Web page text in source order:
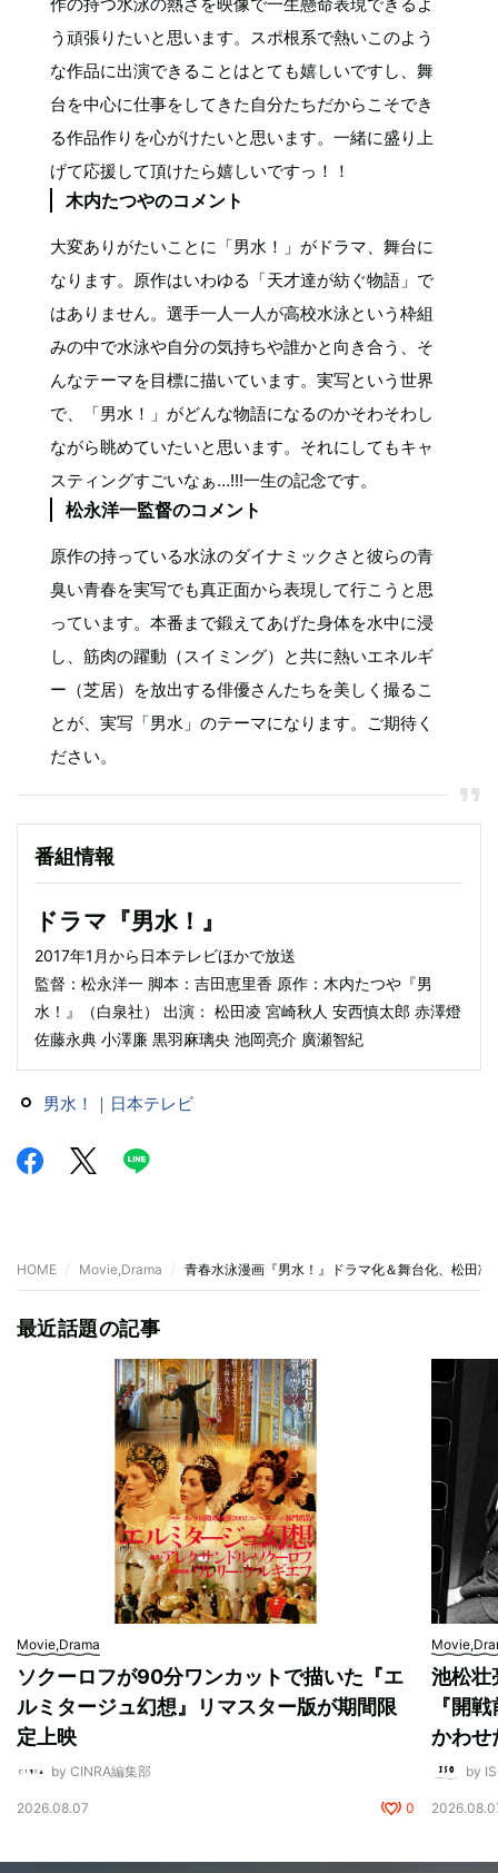
う頑張りたいと思います。スポ根系で熱いこのよう
な作品に出演できることはとても嬉しいですし、舞
台を中心に仕事をしてきた自分たちだからこそでき
る作品作りを心がけたいと思います。一緒に盛り上
げて応援して頂けたら嬉しいですっ！！
木内たつやのコメント
大変ありがたいことに「男水！」がドラマ、舞台に
なります。原作はいわゆる「天才達が紡ぐ物語」で
はありません。選手一人一人が高校水泳という枠組
みの中で水泳や自分の気持ちや誰かと向き合う、そ
んなテーマを目標に描いています。実写という世界
で、「男水！」がどんな物語になるのかそわそわし
ながら眺めていたいと思います。それにしてもキャ
スティングすごいなぁ…!!!一生の記念です。
松永洋一監督のコメント
原作の持っている水泳のダイナミックさと彼らの青
臭い青春を実写でも真正面から表現して行こうと思
っています。本番まで鍛えてあげた身体を水中に浸
し、筋肉の躍動（スイミング）と共に熱いエネルギ
ー（芝居）を放出する俳優さんたちを美しく撮るこ
とが、実写「男水」のテーマになります。ご期待く
ださい。
番組情報
ドラマ『男水！』
2017年1月から日本テレビほかで放送
監督：松永洋一 脚本：吉田恵里香 原作：木内たつや『男
水！』（白泉社） 出演： 松田凌 宮崎秋人 安西慎太郎 赤澤燈
佐藤永典 小澤廉 黒羽麻璃央 池岡亮介 廣瀬智紀
男水！｜日本テレビ
HOME Movie,Drama 青春水泳漫画『男水！』ドラマ化＆舞台化、松田凌
最近話題の記事
Movie,Drama
ソクーロフが90分ワンカットで描いた『エ
ルミタージュ幻想』リマスター版が期間限
定上映
by CINRA編集部
2026.08.07 0
池松壮
『開
かわせ
by